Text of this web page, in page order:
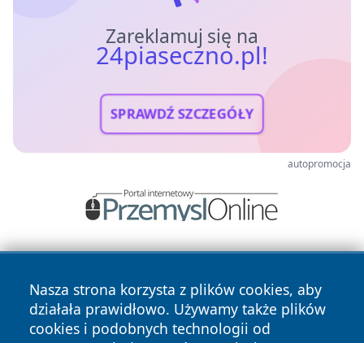
Zareklamuj się na
24piaseczno.pl!
SPRAWDŹ SZCZEGÓŁY
autopromocja
Nasza strona korzysta z plików cookies, aby
działała prawidłowo. Używamy także plików
cookies i podobnych technologii od